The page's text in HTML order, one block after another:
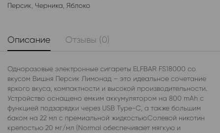
Персик Черника Яблоко
Описание Отзывы (0)
Одноразовые электронные сигареты ELFBAR FS18000 со
вкусом Вишня Персик Лимонад – это идеальное сочетание
яркого вкуса, компактности и высокой производительности.
Устройство оснащено емким аккумулятором на 800 mAh с
функцией подзарядки через USB Type-C, а также большим
баком на 22 мл с премиальной жидкостью.Солевой никотин
крепостью 20 мг/мл (Normal обеспечивает мягкую и